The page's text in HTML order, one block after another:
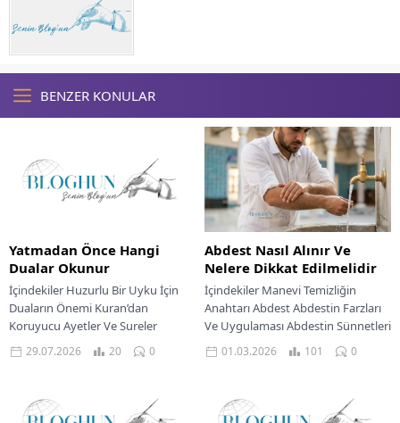
BENZER KONULAR
Yatmadan Önce Hangi
Dualar Okunur
İçindekiler Huzurlu Bir Uyku İçin
Duaların Önemi Kuran’dan
Koruyucu Ayetler Ve Sureler
Peygamber Efendimizin
Sünnetinde Uyku Duaları Niyet Ve
29.07.2026 20 0
Abdest Nasıl Alınır Ve
Nelere Dikkat Edilmelidir
İçindekiler Manevi Temizliğin
Anahtarı Abdest Abdestin Farzları
Ve Uygulaması Abdestin Sünnetleri
Ve Adabı Yaygın Hatalar Ve Dikkat
Edilmesi Gerekenler Abdesti...
01.03.2026 101 0